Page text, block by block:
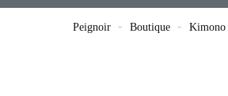
Peignoir » Boutique » Kimono